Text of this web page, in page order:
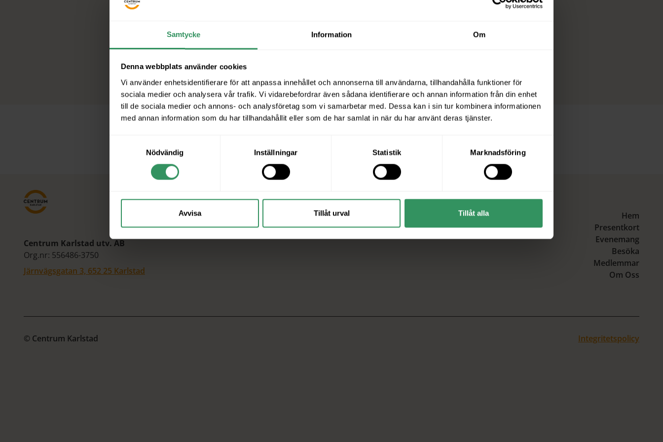
Samtycke Information Om
Denna webbplats använder cookies
Vi använder enhetsidentifierare för att anpassa innehållet och annonserna till användarna, tillhandahålla funktioner för
sociala medier och analysera vår trafik. Vi vidarebefordrar även sådana identifierare och annan information från din enhet
till de sociala medier och annons- och analysföretag som vi samarbetar med. Dessa kan i sin tur kombinera informationen
med annan information som du har tillhandahållit eller som de har samlat in när du har använt deras tjänster.
Nödvändig
Inställningar Statistik Marknadsföring
Avvisa Tillåt urval Tillåt alla
Centrum Karlstad utv. AB
Org.nr: 556486-3750
Järnvägsgatan 3, 652 25 Karlstad
Hem
Presentkort
Evenemang
Besöka
Medlemmar
Om Oss
© Centrum Karlstad Integritetspolicy